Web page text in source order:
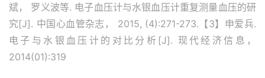
斌， 罗义波等. 电子血压计与水银血压计重复测量血压的研
究[J]. 中国心血管杂志， 2015, (4):271-273.【3】申爱兵.
电子与水银血压计的对比分析[J]. 现代经济信息，
2014(01):319